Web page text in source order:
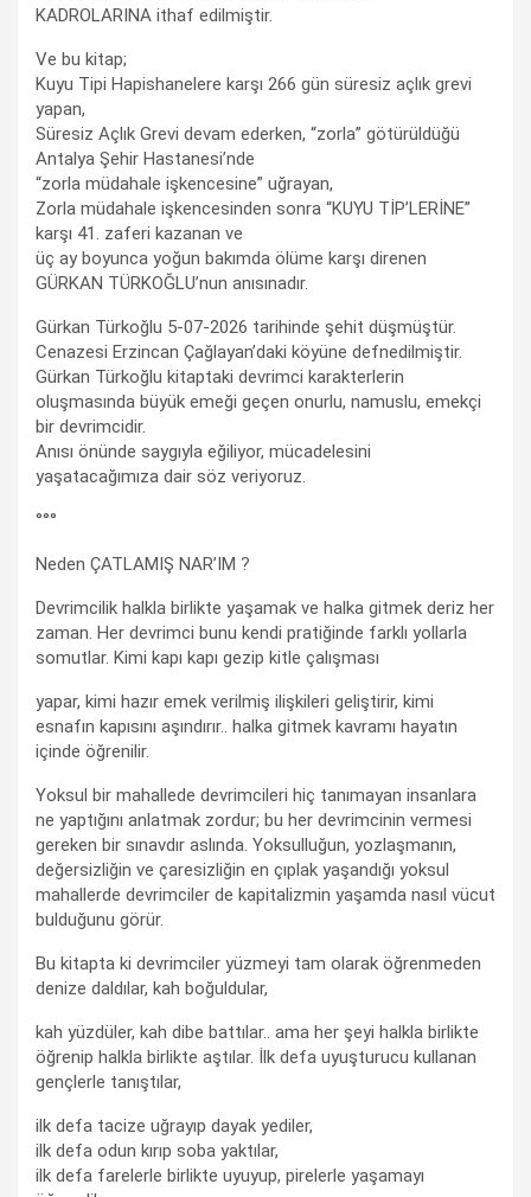
KADROLARINA ithaf edilmiştir.
Ve bu kitap;
Kuyu Tipi Hapishanelere karşı 266 gün süresiz açlık grevi
yapan,
Süresiz Açlık Grevi devam ederken, “zorla” götürüldüğü
Antalya Şehir Hastanesi’nde
“zorla müdahale işkencesine” uğrayan,
Zorla müdahale işkencesinden sonra “KUYU TİP’LERİNE”
karşı 41. zaferi kazanan ve
üç ay boyunca yoğun bakımda ölüme karşı direnen
GÜRKAN TÜRKOĞLU’nun anısınadır.
Gürkan Türkoğlu 5-07-2026 tarihinde şehit düşmüştür.
Cenazesi Erzincan Çağlayan’daki köyüne defnedilmiştir.
Gürkan Türkoğlu kitaptaki devrimci karakterlerin
oluşmasında büyük emeği geçen onurlu, namuslu, emekçi
bir devrimcidir.
Anısı önünde saygıyla eğiliyor, mücadelesini
yaşatacağımıza dair söz veriyoruz.
°°°
Neden ÇATLAMIŞ NAR’IM ?
Devrimcilik halkla birlikte yaşamak ve halka gitmek deriz her
zaman. Her devrimci bunu kendi pratiğinde farklı yollarla
somutlar. Kimi kapı kapı gezip kitle çalışması
yapar, kimi hazır emek verilmiş ilişkileri geliştirir, kimi
esnafın kapısını aşındırır.. halka gitmek kavramı hayatın
içinde öğrenilir.
Yoksul bir mahallede devrimcileri hiç tanımayan insanlara
ne yaptığını anlatmak zordur; bu her devrimcinin vermesi
gereken bir sınavdır aslında. Yoksulluğun, yozlaşmanın,
değersizliğin ve çaresizliğin en çıplak yaşandığı yoksul
mahallerde devrimciler de kapitalizmin yaşamda nasıl vücut
bulduğunu görür.
Bu kitapta ki devrimciler yüzmeyi tam olarak öğrenmeden
denize daldılar, kah boğuldular,
kah yüzdüler, kah dibe battılar.. ama her şeyi halkla birlikte
öğrenip halkla birlikte aştılar. İlk defa uyuşturucu kullanan
gençlerle tanıştılar,
ilk defa tacize uğrayıp dayak yediler,
ilk defa odun kırıp soba yaktılar,
ilk defa farelerle birlikte uyuyup, pirelerle yaşamayı